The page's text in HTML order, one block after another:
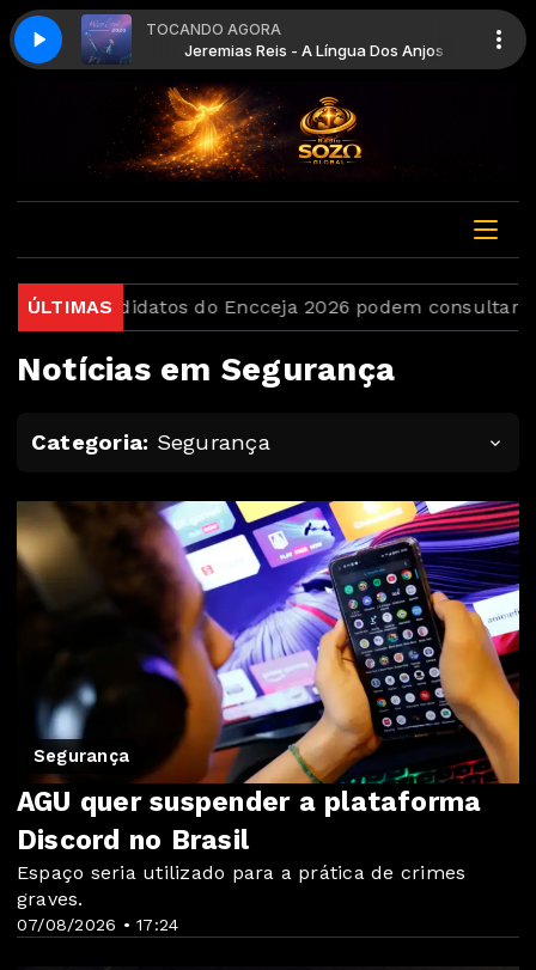
TOCANDO AGORA
Dos Anjos Jeremias Reis - A Língua Dos Anjos
ÚLTIMAS
Candidatos do Encceja 2026 podem consultar o
Notícias em Segurança
Categoria: Segurança
Segurança
07/08/2026 • 17:24
AGU quer suspender a plataforma
Discord no Brasil
Espaço seria utilizado para a prática de crimes
graves.